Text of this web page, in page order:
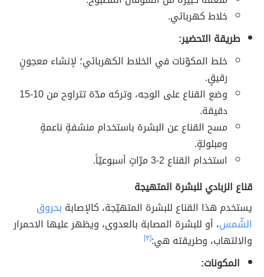
خلاط كهربائي.
طريقة التحضير:
خلط المكوّنات في الخلاط الكهربائي؛ لإنشاء معجونٍ
رقيقٍ.
وضع القناع على الوجه، وتركه مدّة تتراوح من 10-15
دقيقة.
مسح القناع عن البشرة باستخدام منشفةٍ ناعمةٍ
ومبلولةٍ.
استخدام القناع 2-3 مرّاتٍ أسبوعيّاً.
قناع الزبادي للبشرة المتهيجة
يستخدم هذا القناع للبشرة المتهيّجة، كالإصابة بحروق
الشّمس، أو للبشرة المصابة بالعدوى، ويظهر عليها الاحمرار
والالتهاب، وطريقته هي:[٣]
المكونات: